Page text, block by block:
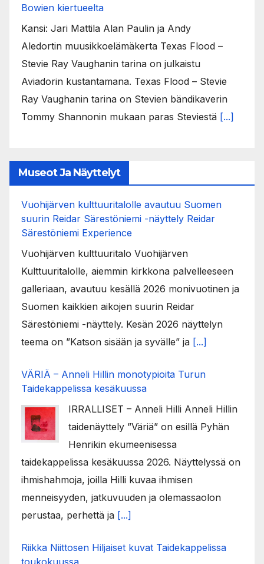
Bowien kiertueelta
Kansi: Jari Mattila Alan Paulin ja Andy
Aledortin muusikkoelämäkerta Texas Flood –
Stevie Ray Vaughanin tarina on julkaistu
Aviadorin kustantamana. Texas Flood – Stevie
Ray Vaughanin tarina on Stevien bändikaverin
Tommy Shannonin mukaan paras Steviestä [...]
Museot Ja Näyttelyt
Vuohijärven kulttuuritalolle avautuu Suomen
suurin Reidar Särestöniemi -näyttely Reidar
Särestöniemi Experience
Vuohijärven kulttuuritalo Vuohijärven
Kulttuuritalolle, aiemmin kirkkona palvelleeseen
galleriaan, avautuu kesällä 2026 monivuotinen ja
Suomen kaikkien aikojen suurin Reidar
Särestöniemi -näyttely. Kesän 2026 näyttelyn
teema on ”Katson sisään ja syvälle” ja [...]
VÄRIÄ – Anneli Hillin monotypioita Turun
Taidekappelissa kesäkuussa
IRRALLISET – Anneli Hilli Anneli Hillin
taidenäyttely ”Väriä” on esillä Pyhän
Henrikin ekumeenisessa
taidekappelissa kesäkuussa 2026. Näyttelyssä on
ihmishahmoja, joilla Hilli kuvaa ihmisen
menneisyyden, jatkuvuuden ja olemassaolon
perustaa, perhettä ja [...]
Riikka Niittosen Hiljaiset kuvat Taidekappelissa
toukokuussa